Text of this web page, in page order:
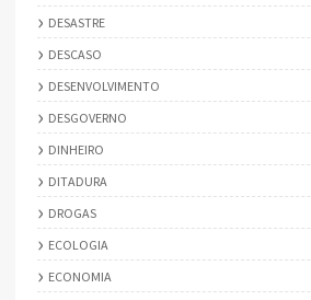
DESASTRE
DESCASO
DESENVOLVIMENTO
DESGOVERNO
DINHEIRO
DITADURA
DROGAS
ECOLOGIA
ECONOMIA